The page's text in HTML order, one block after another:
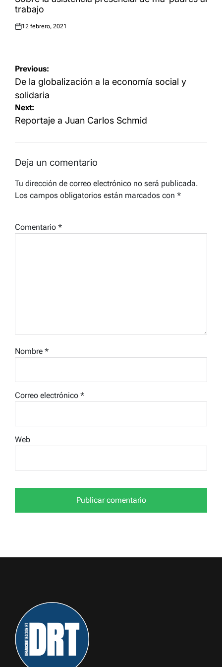
trabajo
Posted
12 febrero, 2021
Navegación
de
entradas
Previous:
De la globalización a la economía social y
solidaria
Next:
Reportaje a Juan Carlos Schmid
Deja un comentario
Tu dirección de correo electrónico no será publicada.
Los campos obligatorios están marcados con *
Comentario *
Nombre *
Correo electrónico *
Web